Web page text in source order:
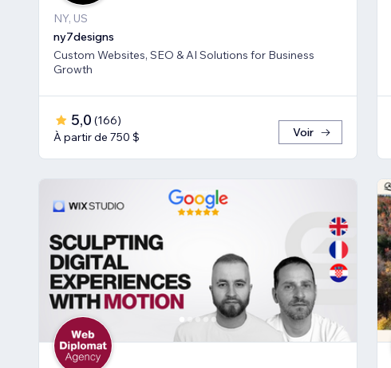
NY, US
ny7designs
Custom Websites, SEO & AI Solutions for Business
Growth
5,0 (166)
À partir de 750 $
Voir